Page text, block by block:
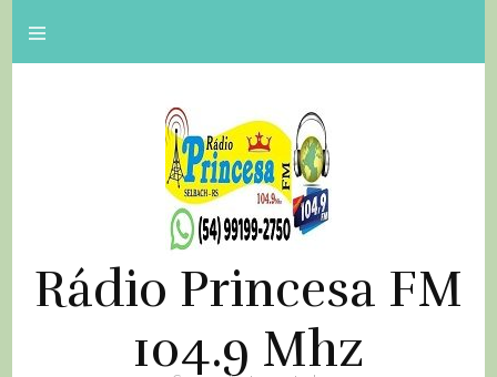
Rádio Princesa FM
104.9 Mhz